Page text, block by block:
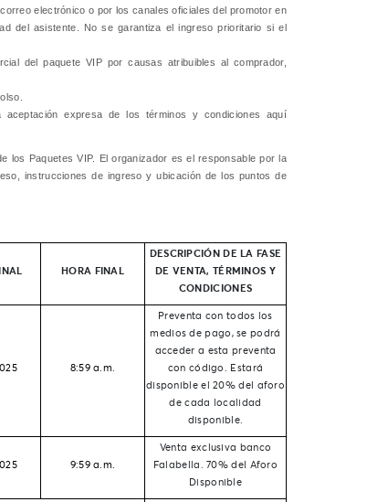
electrónico o por los canales oficiales del promotor en
del asistente. No se garantiza el ingreso prioritario si el
del paquete VIP por causas atribuibles al comprador,
expresa de los términos y condiciones aquí
los Paquetes VIP. El organizador es el responsable por la
instrucciones de ingreso y ubicación de los puntos de
HORA FINAL
DESCRIPCIÓN DE LA FASE
DE VENTA, TÉRMINOS Y
CONDICIONES
8:59 a.m.
Preventa con todos los
medios de pago, se podrá
acceder a esta preventa
con código. Estará
disponible el 20% del aforo
de cada localidad
disponible.
9:59 a.m.
Venta exclusiva banco
Falabella. 70% del Aforo
Disponible